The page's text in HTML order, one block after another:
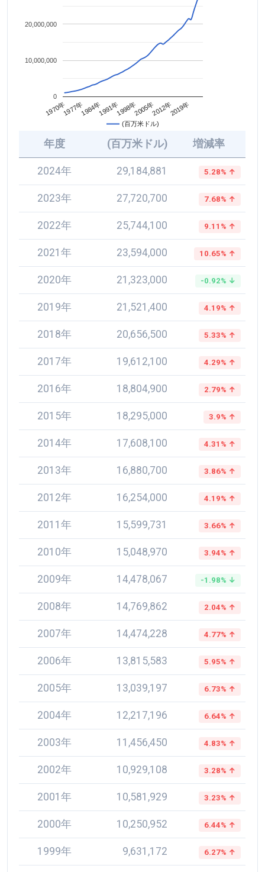
(百万米ドル)
1970年1977年1984年1991年1998年2005年2012年2019年
0
10,000,000
20,000,000
年度 (百万米ドル) 増減率
2024年 29,184,881 5.28% ↑
2023年 27,720,700 7.68% ↑
2022年 25,744,100 9.11% ↑
2021年 23,594,000 10.65% ↑
2020年 21,323,000 -0.92% ↓
2019年 21,521,400 4.19% ↑
2018年 20,656,500 5.33% ↑
2017年 19,612,100 4.29% ↑
2016年 18,804,900 2.79% ↑
2015年 18,295,000 3.9% ↑
2014年 17,608,100 4.31% ↑
2013年 16,880,700 3.86% ↑
2012年 16,254,000 4.19% ↑
2011年 15,599,731 3.66% ↑
2010年 15,048,970 3.94% ↑
2009年 14,478,067 -1.98% ↓
2008年 14,769,862 2.04% ↑
2007年 14,474,228 4.77% ↑
2006年 13,815,583 5.95% ↑
2005年 13,039,197 6.73% ↑
2004年 12,217,196 6.64% ↑
2003年 11,456,450 4.83% ↑
2002年 10,929,108 3.28% ↑
2001年 10,581,929 3.23% ↑
2000年 10,250,952 6.44% ↑
1999年 9,631,172 6.27% ↑